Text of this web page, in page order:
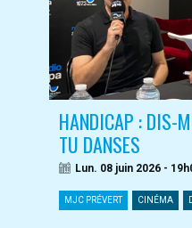
HANDICAP : DIS-
TU DANSES
Lun. 08 juin 2026 -
MJC PRÉVERT CINÉMA